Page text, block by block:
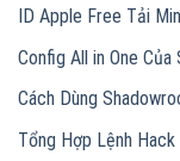
ID Apple Free Tải
Config All in One
Cách Dùng
Tổng Hợp Lệnh